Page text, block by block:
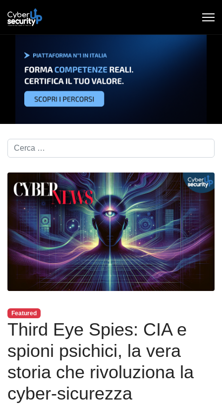
Cerca nel blog...
Featured
Third Eye Spies: CIA e
spioni psichici, la vera
storia che rivoluziona la
cyber-sicurezza